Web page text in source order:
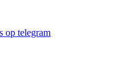
op telegram